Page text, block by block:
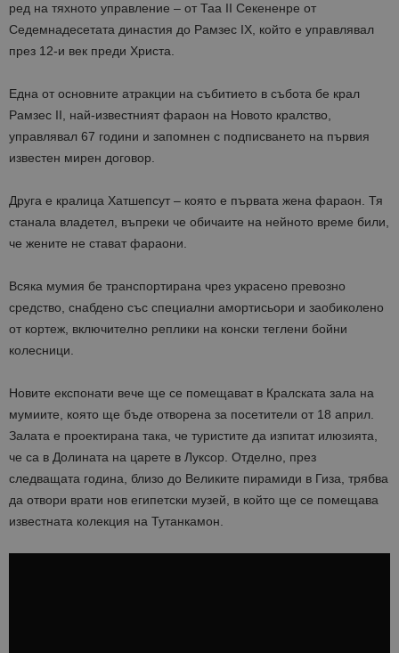
ред на тяхното управление – от Таа II Секененре от
Седемнадесетата династия до Рамзес IX, който е управлявал
през 12-и век преди Христа.
Една от основните атракции на събитието в събота бе крал
Рамзес II, най-известният фараон на Новото кралство,
управлявал 67 години и запомнен с подписването на първия
известен мирен договор.
Друга е кралица Хатшепсут – която е първата жена фараон. Тя
станала владетел, въпреки че обичаите на нейното време били,
че жените не стават фараони.
Всяка мумия бе транспортирана чрез украсено превозно
средство, снабдено със специални амортисьори и заобиколено
от кортеж, включително реплики на конски теглени бойни
колесници.
Новите експонати вече ще се помещават в Кралската зала на
мумиите, която ще бъде отворена за посетители от 18 април.
Залата е проектирана така, че туристите да изпитат илюзията,
че са в Долината на царете в Луксор. Отделно, през
следващата година, близо до Великите пирамиди в Гиза, трябва
да отвори врати нов египетски музей, в който ще се помещава
известната колекция на Тутанкамон.